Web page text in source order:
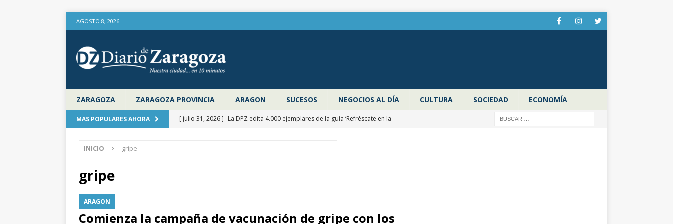
AGOSTO 8, 2026
ZARAGOZA ZARAGOZA PROVINCIA ARAGON SUCESOS NEGOCIOS AL DÍA CULTURA SOCIEDAD ECONOMÍA
MAS POPULARES AHORA [ julio 31, 2026 ] La DPZ edita 4.000 ejemplares de la guía ‘Refréscate en la
actualiza al IPC las tasas de residuos y abastecimiento de agua
ZARAGOZA
INICIO gripe
gripe
ARAGON
Comienza la campaña de vacunación de gripe con los